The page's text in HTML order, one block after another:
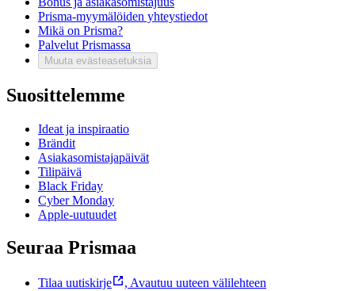
Prisma-myymälöiden yhteystiedot
Mikä on Prisma?
Palvelut Prismassa
Muuta evästeasetuksia
Suosittelemme
Ideat ja inspiraatio
Brändit
Asiakasomistajapäivät
Tilipäivä
Black Friday
Cyber Monday
Apple-uutuudet
Seuraa Prismaa
Tilaa uutiskirje , Avautuu uuteen välilehteen